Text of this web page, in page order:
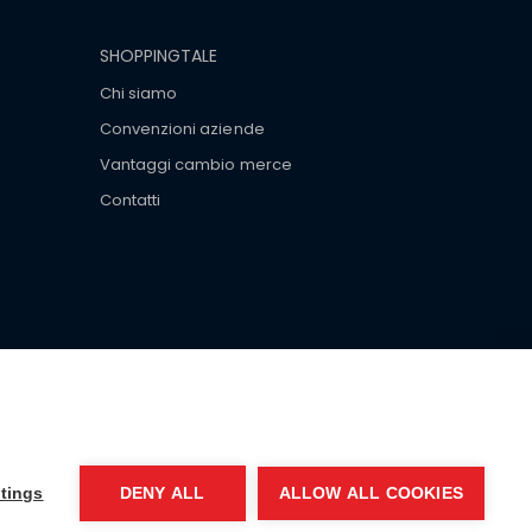
DENY ALL ALLOW ALL COOKIES
SHOPPINGTALE
Chi siamo
Convenzioni aziende
Vantaggi cambio merce
Contatti
2066856